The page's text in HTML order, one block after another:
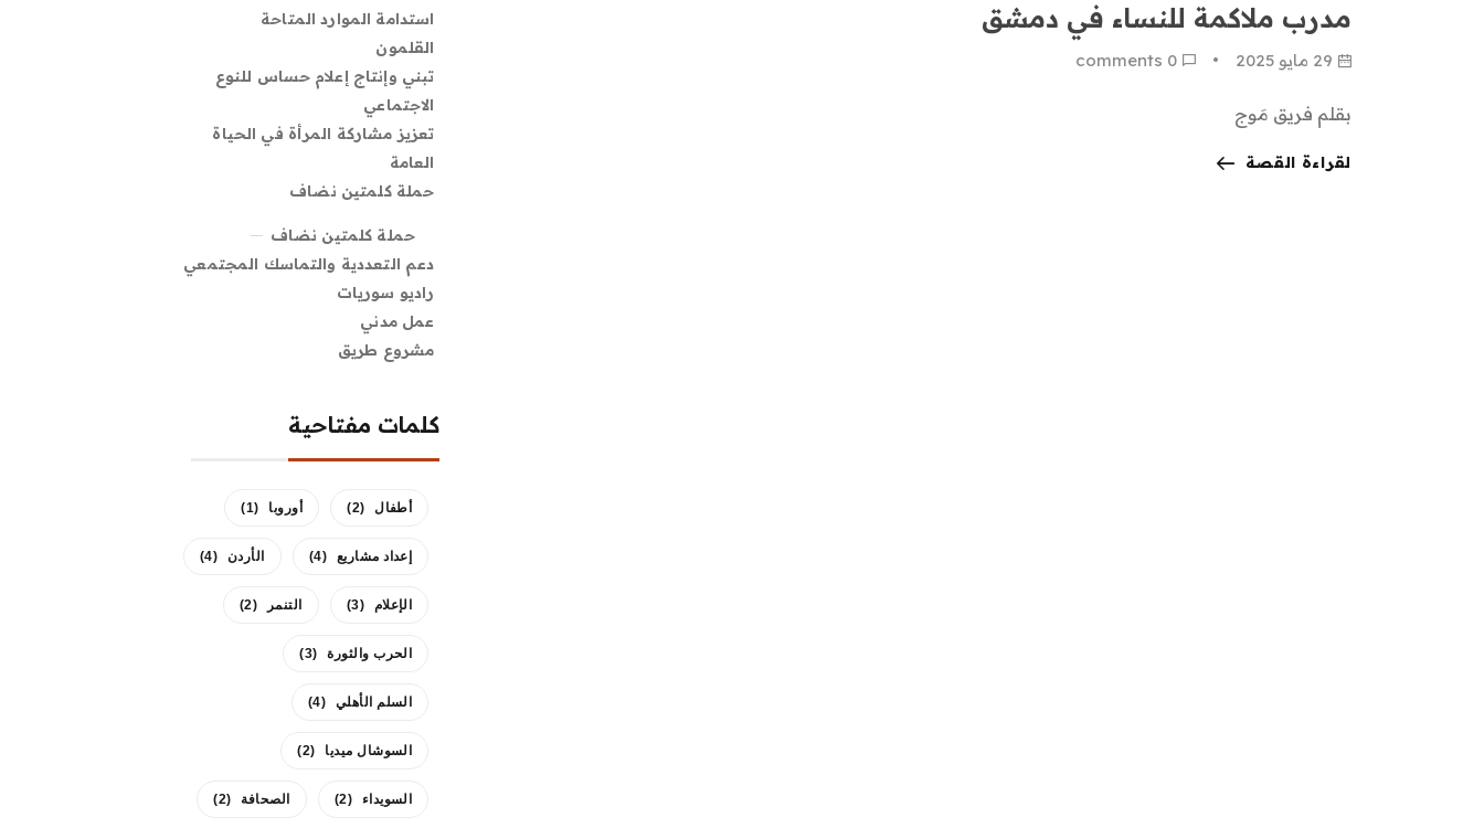
مدرب ملاكمة للنساء في دمشق
29 مايو 2025 0
بقلم فريق مَوج
لقراءة القصة
استدامة الموارد المتاحة
القلمون
تبني وإنتاج إعلام حساس للنوع
الاجتماعي
تعزيز مشاركة المرأة في الحياة
العامة
حملة كلمتين نضاف
حملة كلمتين نضاف
دعم التعددية والتماسك المجتمعي
راديو سوريات
عمل مدني
مشروع طريق
كلمات مفتاحية
أطفال (2) أوروبا (1)
إعداد مشاريع (4) الأردن (4)
الإعلام (3) التنمر (2)
الحرب والثورة (3)
السلم الأهلي (4)
السوشال ميديا (2)
السويداء (2) الصحافة (2)